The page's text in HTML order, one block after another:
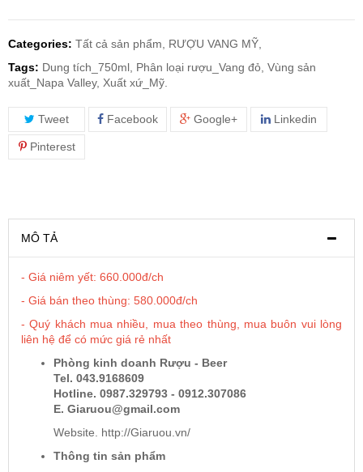
RƯỢU XO BRANDY
RƯỢU VODKA
RƯỢU COGNAC
RƯỢU VANG ĐÀ LẠT
Vang Newzeland giá rẻ nhất
Rượu Vang Argentina
VANG CANADA ICEWINE
RƯỢU VANG NAM PHI
Categories: Tất cả sản phẩm,
RƯỢU VANG MỸ,
Tags: Dung tích_750ml, Phân loại rượu_Vang đỏ, Vùng sản
xuất_Napa Valley, Xuất xứ_Mỹ.
Tweet Facebook Google+ Linkedin
Pinterest
MÔ TẢ
- Giá niêm yết: 660.000đ/ch
- Giá bán theo thùng: 580.000đ/ch
- Quý khách mua nhiều, mua theo thùng, mua buôn vui lòng
liên hệ để có mức giá rẻ nhất
Phòng kinh doanh Rượu - Beer
Tel. 043.9168609
Hotline. 0987.329793 - 0912.307086
E. Giaruou@gmail.com
Website. http://Giaruou.vn/
Thông tin sản phẩm